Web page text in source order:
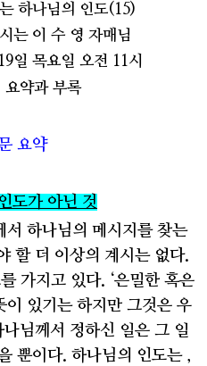
하나님의 인도(15)
는 이 수 영 자매님
일 목요일 오전 11시
요약과 부록
요약
도가 아닌 것
서 하나님의 메시지를 찾는
할 더 이상의 계시는 없다.
가지고 있다. ‘은밀한 혹은
이 있기는 하지만 그것은 우
나님께서 정하신 일은 그 일
뿐이다. 하나님의 인도는 ,